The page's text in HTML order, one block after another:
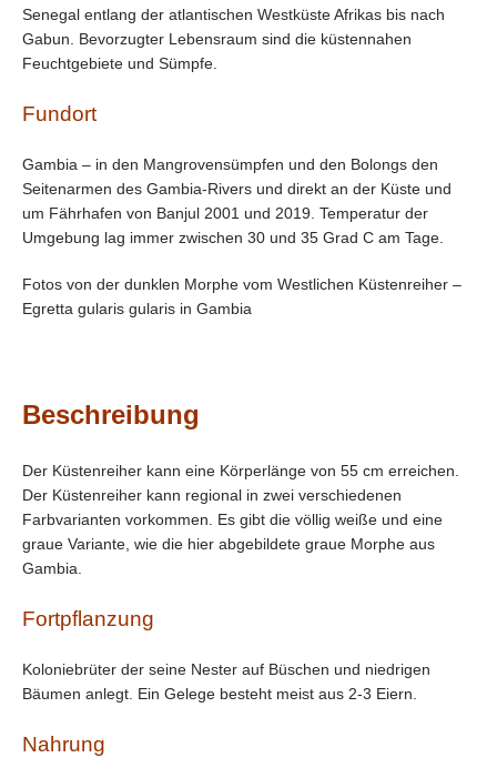
Senegal entlang der atlantischen Westküste Afrikas bis nach
Gabun. Bevorzugter Lebensraum sind die küstennahen
Feuchtgebiete und Sümpfe.
Fundort
Gambia – in den Mangrovensümpfen und den Bolongs den
Seitenarmen des Gambia-Rivers und direkt an der Küste und
um Fährhafen von Banjul 2001 und 2019. Temperatur der
Umgebung lag immer zwischen 30 und 35 Grad C am Tage.
Fotos von der dunklen Morphe vom Westlichen Küstenreiher –
Egretta gularis gularis in Gambia
Beschreibung
Der Küstenreiher kann eine Körperlänge von 55 cm erreichen.
Der Küstenreiher kann regional in zwei verschiedenen
Farbvarianten vorkommen. Es gibt die völlig weiße und eine
graue Variante, wie die hier abgebildete graue Morphe aus
Gambia.
Fortpflanzung
Koloniebrüter der seine Nester auf Büschen und niedrigen
Bäumen anlegt. Ein Gelege besteht meist aus 2-3 Eiern.
Nahrung